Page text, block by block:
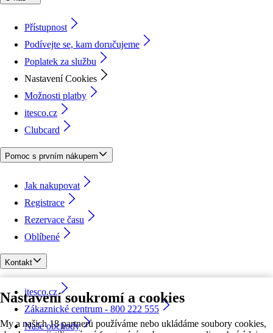
Nastavení soukromí a cookies
My a našich 18 partnerů používáme nebo ukládáme soubory cookies,
Přístupnost
Podívejte se, kam doručujeme
Poplatek za službu
Nastavení Cookies
Možnosti platby
itesco.cz
Clubcard
Pomoc s prvním nákupem
Jak nakupovat
Registrace
Rezervace času
Oblíbené
Kontakt
itesco.cz
Zákaznické centrum - 800 222 555
Naše obchody